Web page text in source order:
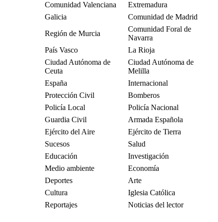
Comunidad Valenciana
Extremadura
Galicia
Comunidad de Madrid
Región de Murcia
Comunidad Foral de
Navarra
País Vasco
La Rioja
Ciudad Autónoma de
Ceuta
Ciudad Autónoma de
Melilla
España
Internacional
Protección Civil
Bomberos
Policía Local
Policía Nacional
Guardia Civil
Armada Española
Ejército del Aire
Ejército de Tierra
Sucesos
Salud
Educación
Investigación
Medio ambiente
Economía
Deportes
Arte
Cultura
Iglesia Católica
Reportajes
Noticias del lector